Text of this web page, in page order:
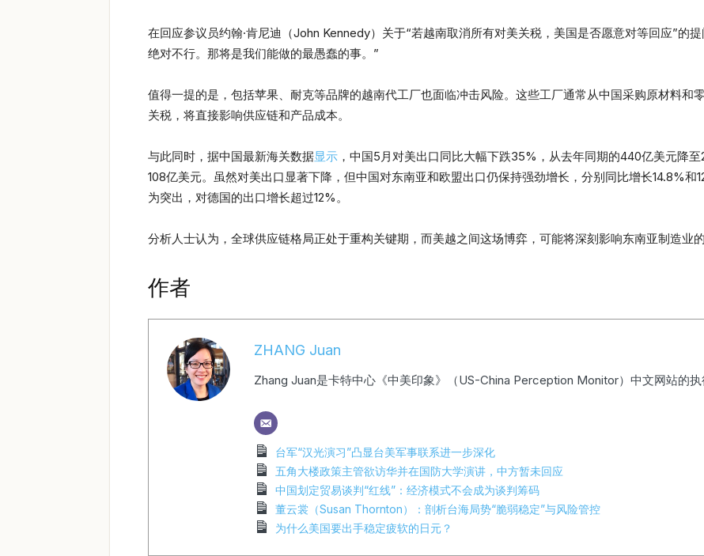
在回应参议员约翰·肯尼迪（John Kennedy）关于“若越南取消所有对美关税，美国是否愿意对等回应”的
绝对不行。那将是我们能做的最愚蠢的事。”
值得一提的是，包括苹果、耐克等品牌的越南代工厂也面临冲击风险。这些工厂通常从中国采购原材料和
关税，将直接影响供应链和产品成本。
与此同时，据中国最新海关数据显示 ，中国5月对美出口同比大幅下跌35%，从去年同期的440亿美元降
108亿美元。虽然对美出口显著下降，但中国对东南亚和欧盟出口仍保持强劲增长，分别同比增长14.8%
为突出，对德国的出口增长超过12%。
分析人士认为，全球供应链格局正处于重构关键期，而美越之间这场博弈，可能将深刻影响东南亚制造业的
作者
ZHANG Juan
Zhang Juan是卡特中心《中美印象》（US-China Perception Monitor）中文网站的执
台军“汉光演习”凸显台美军事联系进一步深化
五角大楼政策主管欲访华并在国防大学演讲，中方暂未回应
中国划定贸易谈判“红线”：经济模式不会成为谈判筹码
董云裳（Susan Thornton）：剖析台海局势“脆弱稳定”与风险管控
为什么美国要出手稳定疲软的日元？